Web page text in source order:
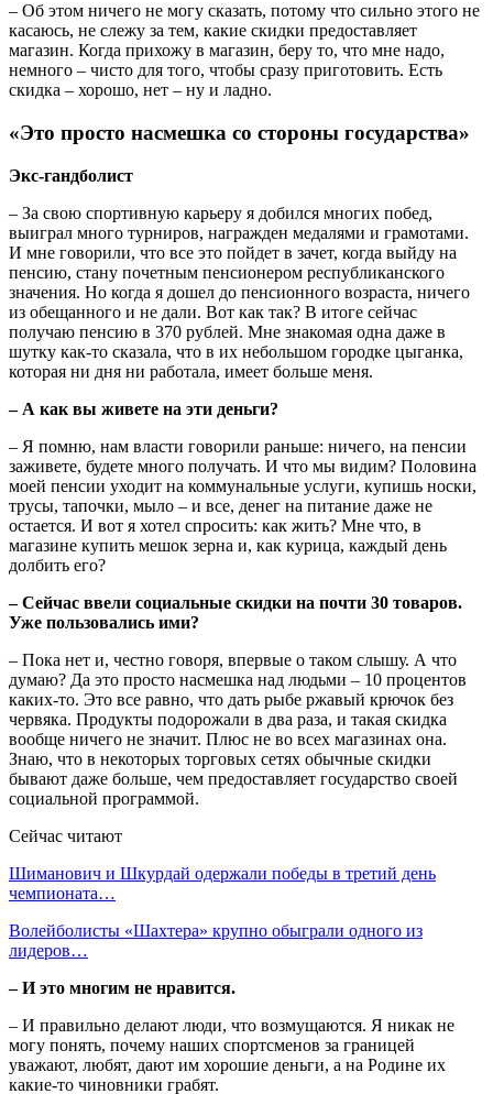
– Об этом ничего не могу сказать, потому что сильно этого не
касаюсь, не слежу за тем, какие скидки предоставляет
магазин. Когда прихожу в магазин, беру то, что мне надо,
немного – чисто для того, чтобы сразу приготовить. Есть
скидка – хорошо, нет – ну и ладно.
«Это просто насмешка со стороны государства»
Экс-гандболист
– За свою спортивную карьеру я добился многих побед,
выиграл много турниров, награжден медалями и грамотами.
И мне говорили, что все это пойдет в зачет, когда выйду на
пенсию, стану почетным пенсионером республиканского
значения. Но когда я дошел до пенсионного возраста, ничего
из обещанного и не дали. Вот как так? В итоге сейчас
получаю пенсию в 370 рублей. Мне знакомая одна даже в
шутку как-то сказала, что в их небольшом городке цыганка,
которая ни дня ни работала, имеет больше меня.
– А как вы живете на эти деньги?
– Я помню, нам власти говорили раньше: ничего, на пенсии
заживете, будете много получать. И что мы видим? Половина
моей пенсии уходит на коммунальные услуги, купишь носки,
трусы, тапочки, мыло – и все, денег на питание даже не
остается. И вот я хотел спросить: как жить? Мне что, в
магазине купить мешок зерна и, как курица, каждый день
долбить его?
– Сейчас ввели социальные скидки на почти 30 товаров.
Уже пользовались ими?
– Пока нет и, честно говоря, впервые о таком слышу. А что
думаю? Да это просто насмешка над людьми – 10 процентов
каких-то. Это все равно, что дать рыбе ржавый крючок без
червяка. Продукты подорожали в два раза, и такая скидка
вообще ничего не значит. Плюс не во всех магазинах она.
Знаю, что в некоторых торговых сетях обычные скидки
бывают даже больше, чем предоставляет государство своей
социальной программой.
Сейчас читают
Шиманович и Шкурдай одержали победы в третий день
чемпионата…
Волейболисты «Шахтера» крупно обыграли одного из
лидеров…
– И это многим не нравится.
– И правильно делают люди, что возмущаются. Я никак не
могу понять, почему наших спортсменов за границей
уважают, любят, дают им хорошие деньги, а на Родине их
какие-то чиновники грабят.